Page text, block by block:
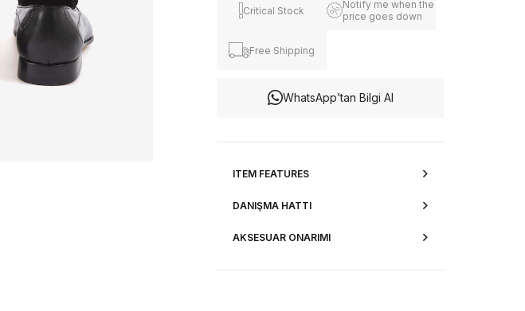
Critical Stock
Notify me when the
price goes down
Free Shipping
WhatsApp’tan Bilgi Al
ITEM FEATURES
DANIŞMA HATTI
AKSESUAR ONARIMI